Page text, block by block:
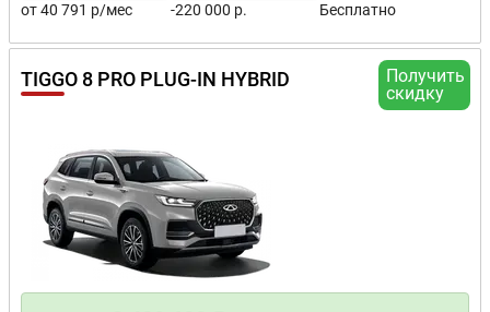
от 40 791 р/мес -220 000 р. Бесплатно
Получить
скидку
TIGGO 8 PRO PLUG-IN HYBRID